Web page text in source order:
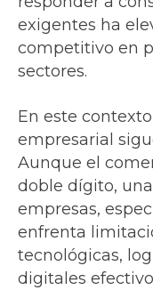
exigentes ha
competitivo en
sectores.
En este
empresarial
Aunque el
doble dígito,
empresas,
enfrenta
tecnológicas,
digitales